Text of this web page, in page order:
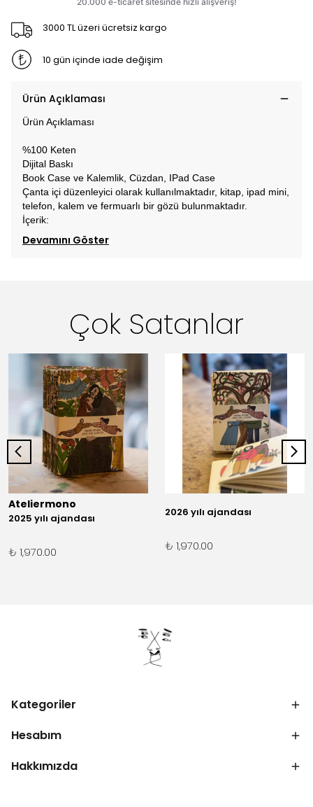
3000 TL üzeri ücretsiz kargo
10 gün içinde iade değişim
Ürün Açıklaması
Ürün Açıklaması
%100 Keten
Dijital Baskı
Book Case ve Kalemlik, Cüzdan, IPad Case
Çanta içi düzenleyici olarak kullanılmaktadır, kitap, ipad mini,
telefon, kalem ve fermuarlı bir gözü bulunmaktadır.
İçerik:
Devamını Göster
Çok Satanlar
Ateliermono
2025 yılı ajandası
₺ 1,970.00
2026 yılı ajandası
₺ 1,970.00
Kategoriler
Hesabım
Hakkımızda